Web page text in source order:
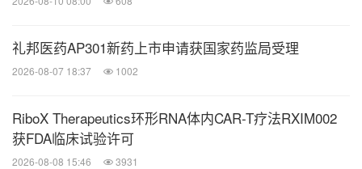
礼邦医药AP301新药上市申请获国家药监局受理
2026-08-07 18:37 1002
RiboX Therapeutics环形RNA体内CAR-T疗法RXIM002
获FDA临床试验许可
2026-08-08 15:46 3931